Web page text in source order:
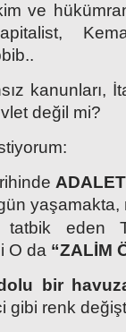
ve
kanunları,
değil mi?
tatbik eden
O da “ZALİM
bir
gibi renk